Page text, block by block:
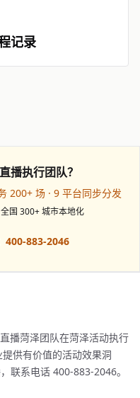
记录
播执行团队？
200+ 场 · 9 平台同步分发
全国 300+ 城市本地化
400-883-2046
播菏泽团队在菏泽活动执行
供有价值的活动效果洞
联系电话 400-883-2046。